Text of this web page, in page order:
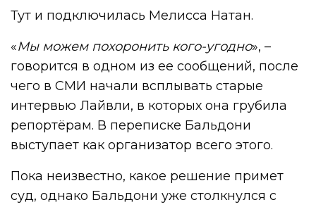
Тут и подключилась Мелисса Натан.
«Мы можем похоронить кого-угодно», –
говорится в одном из ее сообщений, после
чего в СМИ начали всплывать старые
интервью Лайвли, в которых она грубила
репортёрам. В переписке Бальдони
выступает как организатор всего этого.
Пока неизвестно, какое решение примет
суд, однако Бальдони уже столкнулся с